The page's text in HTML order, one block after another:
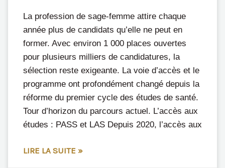
La profession de sage-femme attire chaque
année plus de candidats qu’elle ne peut en
former. Avec environ 1 000 places ouvertes
pour plusieurs milliers de candidatures, la
sélection reste exigeante. La voie d’accès et le
programme ont profondément changé depuis la
réforme du premier cycle des études de santé.
Tour d’horizon du parcours actuel. L’accès aux
études : PASS et LAS Depuis 2020, l’accès aux
LIRE LA SUITE »